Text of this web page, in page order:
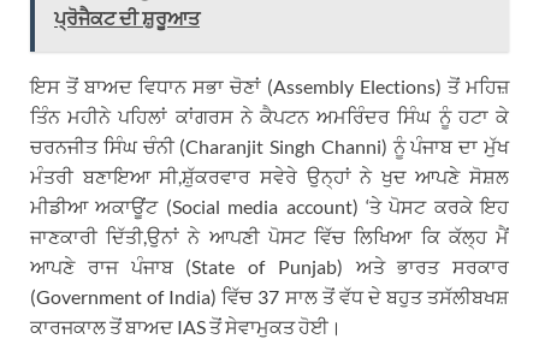
ਪ੍ਰੋਜੈਕਟ ਦੀ ਸ਼ੁਰੂਆਤ
ਇਸ ਤੋਂ ਬਾਅਦ ਵਿਧਾਨ ਸਭਾ ਚੋਣਾਂ (Assembly Elections) ਤੋਂ ਮਹਿਜ਼
ਤਿੰਨ ਮਹੀਨੇ ਪਹਿਲਾਂ ਕਾਂਗਰਸ ਨੇ ਕੈਪਟਨ ਅਮਰਿੰਦਰ ਸਿੰਘ ਨੂੰ ਹਟਾ ਕੇ
ਚਰਨਜੀਤ ਸਿੰਘ ਚੰਨੀ (Charanjit Singh Channi) ਨੂੰ ਪੰਜਾਬ ਦਾ ਮੁੱਖ
ਮੰਤਰੀ ਬਣਾਇਆ ਸੀ,ਸ਼ੁੱਕਰਵਾਰ ਸਵੇਰੇ ਉਨ੍ਹਾਂ ਨੇ ਖੁਦ ਆਪਣੇ ਸੋਸ਼ਲ
ਮੀਡੀਆ ਅਕਾਊਂਟ (Social media account) ‘ਤੇ ਪੋਸਟ ਕਰਕੇ ਇਹ
ਜਾਣਕਾਰੀ ਦਿੱਤੀ,ਉਨਾਂ ਨੇ ਆਪਣੀ ਪੋਸਟ ਵਿੱਚ ਲਿਖਿਆ ਕਿ ਕੱਲ੍ਹ ਮੈਂ
ਆਪਣੇ ਰਾਜ ਪੰਜਾਬ (State of Punjab) ਅਤੇ ਭਾਰਤ ਸਰਕਾਰ
(Government of India) ਵਿੱਚ 37 ਸਾਲ ਤੋਂ ਵੱਧ ਦੇ ਬਹੁਤ ਤਸੱਲੀਬਖਸ਼
ਕਾਰਜਕਾਲ ਤੋਂ ਬਾਅਦ IAS ਤੋਂ ਸੇਵਾਮੁਕਤ ਹੋਈ।